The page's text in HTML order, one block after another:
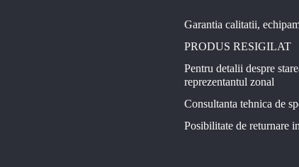
Garantia calitatii,
PRODUS RESIGILAT
Pentru detalii despre
reprezentantul zonal
Consultanta tehnica de
Posibilitate de returnare